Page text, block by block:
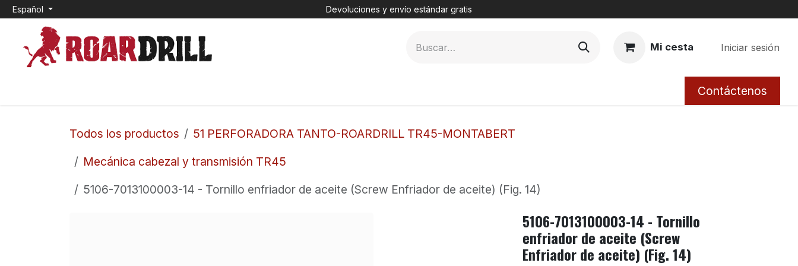
Ir al contenido
Español Devoluciones y envío estándar gratis
Mi cesta Iniciar sesión
Contáctenos
Todos los productos
51 PERFORADORA TANTO-ROARDRILL TR45-MONTABERT
Mecánica cabezal y transmisión TR45
5106-7013100003-14 - Tornillo enfriador de aceite (Screw Enfriador de aceite) (Fig. 14)
5106-7013100003-14 - Tornillo
enfriador de aceite (Screw
Enfriador de aceite) (Fig. 14)